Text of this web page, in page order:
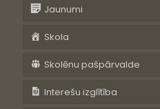
Jaunumi
Skola
Skolēnu pašpārvalde
Interešu izglītība